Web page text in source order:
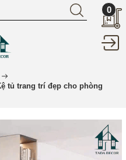
0
tủ trang trí đẹp cho phòng